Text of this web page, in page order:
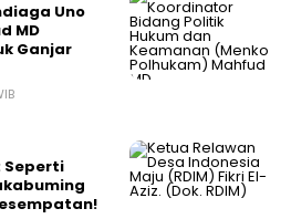
Uno
MD
Ganjar
Seperti